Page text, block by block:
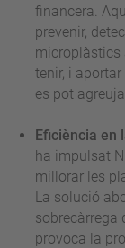
financera.
prevenir,
microplàstics
tenir, i
es pot
Eficiència en
ha impulsat
millorar les
La solució
sobrecàrrega
provoca la